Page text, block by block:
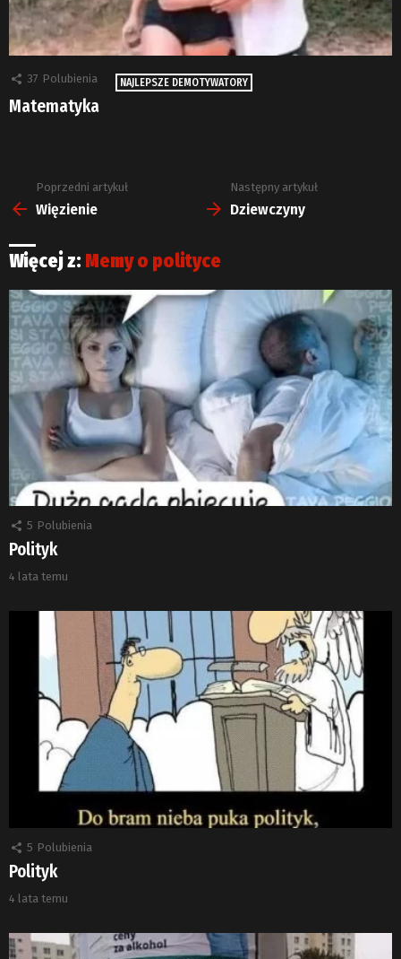
37 Polubienia NAJLEPSZE DEMOTYWATORY
Matematyka
Zobacz
więcej
Poprzedni artykuł
Więzienie
Następny artykuł
Dziewczyny
Więcej z: Memy o polityce
5 Polubienia
Polityk
4 lata temu
5 Polubienia
Polityk
4 lata temu